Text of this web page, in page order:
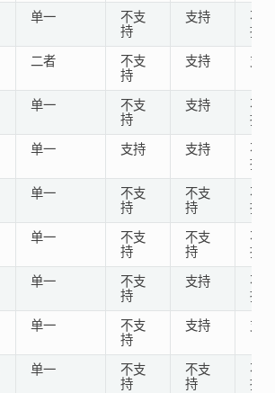
单一
不支
持
支持
不支
持
二者
不支
持
支持 支持
单一
不支
持
支持
不支
持
单一 支持 支持
不支
持
单一
不支
持
不支
持
不支
持
单一
不支
持
不支
持
不支
持
单一
不支
持
支持
不支
持
单一
不支
持
支持 支持
单一
不支
持
不支
持
不支
持